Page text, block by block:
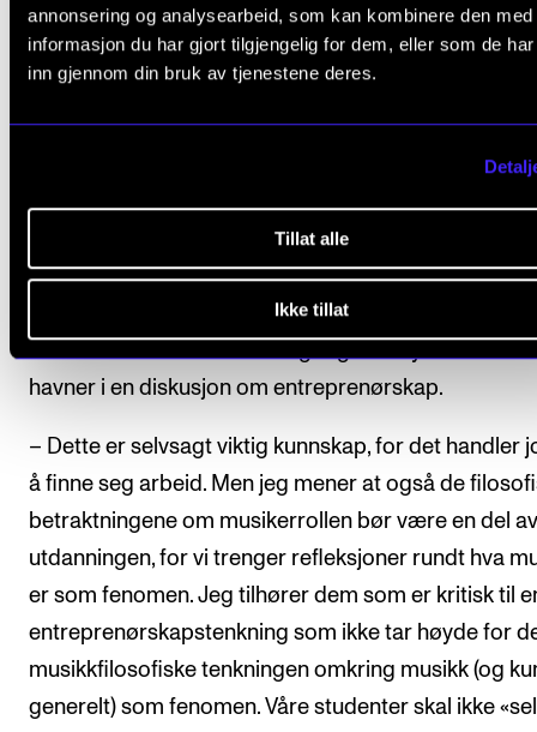
annonsering og analysearbeid, som kan kombinere den med
informasjon du har gjort tilgjengelig for dem, eller som de
inn gjennom din bruk av tjenestene deres.
Tillat alle
Ikke tillat
Dette er langt på vei et spørsmål om hvem som skal
kjempe for kunsten, mener Varkøy. Er det
eller studentene selv?
musikeridentiteter. Dette skal naturligvis
havner i en diskusjon om entreprenørskap.
– Dette er selvsagt viktig kunnskap, for det handler
å finne seg arbeid. Men jeg mener at også de
betraktningene om musikerrollen bør være en del av
utdanningen, for vi trenger refleksjoner rundt hva
er som fenomen. Jeg tilhører dem som er kritisk til
entreprenørskapstenkning som ikke tar høyde for
musikkfilosofiske tenkningen omkring musikk (og
generelt) som fenomen. Våre studenter skal ikke